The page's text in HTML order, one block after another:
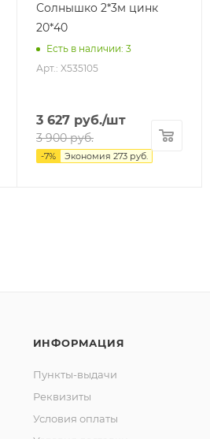
Солнышко 2*3м цинк
20*40
Есть в наличии: 3
Арт.: X535105
3 627 руб./шт
3 900руб.
-7% Экономия 273 руб.
ИНФОРМАЦИЯ
Пункты-выдачи
Реквизиты
Условия оплаты